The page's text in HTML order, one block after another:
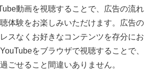
動画を視聴することで、広告の流れ
体験をお楽しみいただけます。広告の
スなくお好きなコンテンツを存分にお
をブラウザで視聴することで、
ごせること間違いありません。